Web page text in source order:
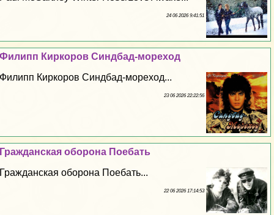
24 06 2026 9:41:51
Филипп Киркоров Синдбад-мореход
Филипп Киркоров Синдбад-мореход...
23 06 2026 22:22:56
Гражданская оборона Поeбaть
Гражданская оборона Поeбaть...
22 06 2026 17:14:53